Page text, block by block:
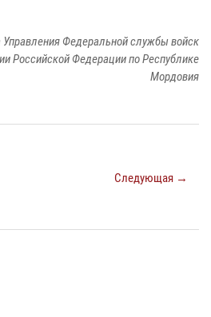
Федеральной службы войск
Российской Федерации по Республике
Мордовия
Следующая →